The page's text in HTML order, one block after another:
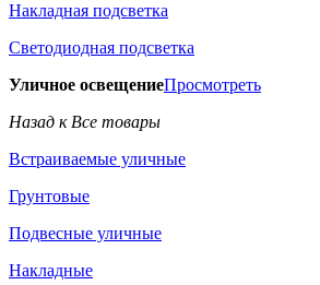
Накладная подсветка
Светодиодная подсветка
Уличное освещениеПросмотреть
Назад к Все товары
Встраиваемые уличные
Грунтовые
Подвесные уличные
Накладные